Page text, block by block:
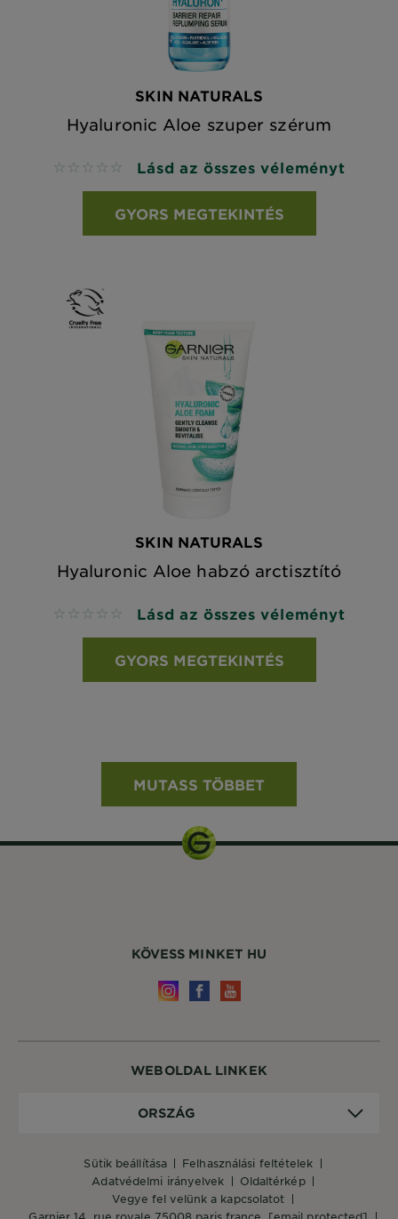
SKIN NATURALS
Hyaluronic Aloe szuper szérum
No reviews Lásd az összes véleményt
GYORS MEGTEKINTÉS
SKIN NATURALS
Hyaluronic Aloe habzó arctisztító
No reviews Lásd az összes véleményt
GYORS MEGTEKINTÉS
MUTASS TÖBBET
WEBOLDAL LINKEK
sütik beállítása
felhasználási feltételek
adatvédelmi irányelvek
oldaltérkép
vegye fel velünk a kapcsolatot
ORSZÁG
KÖVESS MINKET HU